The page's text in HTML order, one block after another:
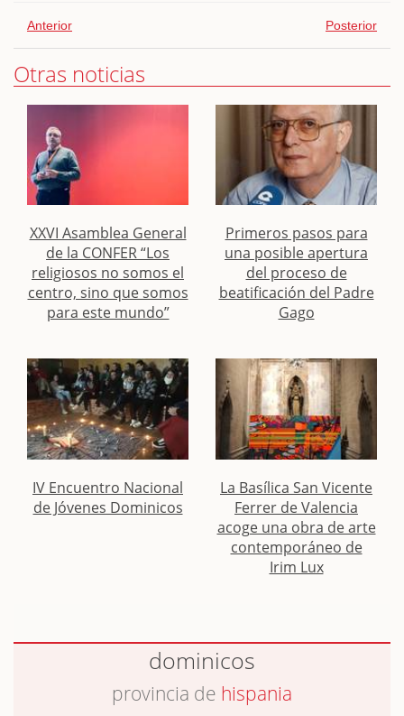
Anterior Posterior
Otras noticias
XXVI Asamblea General
de la CONFER “Los
religiosos no somos el
centro, sino que somos
para este mundo”
Primeros pasos para
una posible apertura
del proceso de
beatificación del Padre
Gago
IV Encuentro Nacional
de Jóvenes Dominicos
La Basílica San Vicente
Ferrer de Valencia
acoge una obra de arte
contemporáneo de
Irim Lux
dominicos
provincia de hispania